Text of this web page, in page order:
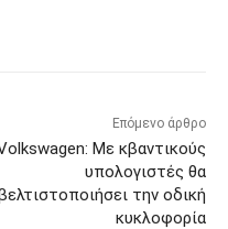
Επόμενο άρθρο
Με κβαντικούς
υπολογιστές θα
την οδική
κυκλοφορία